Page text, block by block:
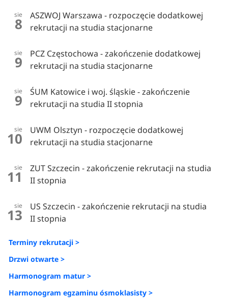
sie
8
ASZWOJ Warszawa - rozpoczęcie dodatkowej
rekrutacji na studia stacjonarne
sie
9
PCZ Częstochowa - zakończenie dodatkowej
rekrutacji na studia stacjonarne
sie
9
ŚUM Katowice i woj. śląskie - zakończenie
rekrutacji na studia II stopnia
sie
10
UWM Olsztyn - rozpoczęcie dodatkowej
rekrutacji na studia stacjonarne
sie
11
ZUT Szczecin - zakończenie rekrutacji na studia
II stopnia
sie
13
US Szczecin - zakończenie rekrutacji na studia
II stopnia
Terminy rekrutacji >
Drzwi otwarte >
Harmonogram matur >
Harmonogram egzaminu ósmoklasisty >